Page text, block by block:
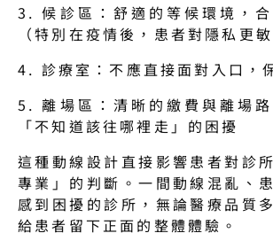
3. 候診區：舒適的等候環境，
（特別在疫情後，患者對隱私更敏
4. 診療室：不應直接面對入口，
5. 離場區：清晰的繳費與離場
「不知道該往哪裡走」的困擾
這種動線設計直接影響患者對診
專業」的判斷。一間動線混亂、
感到困擾的診所，無論醫療品質
給患者留下正面的整體體驗。